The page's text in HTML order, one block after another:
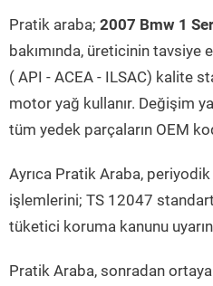
Pratik araba; 2007 Bmw 1
bakımında, üreticinin
( API - ACEA - ILSAC) kalite
motor yağ kullanır. Değişim
tüm yedek parçaların OEM
Ayrıca Pratik Araba, periyodik
işlemlerini; TS 12047
tüketici koruma kanunu
Pratik Araba, sonradan